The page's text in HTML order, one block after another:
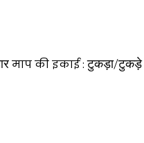
माप की इकाई :टुकड़ा/टुकड़े